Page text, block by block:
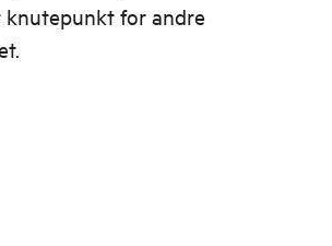
knutepunkt for andre